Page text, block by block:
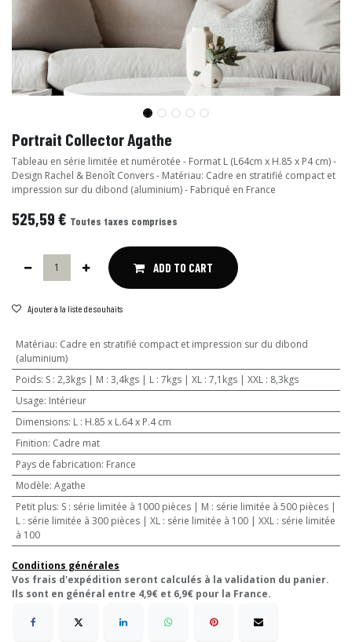
Portrait Collector Agathe
Tableau en série limitée et numérotée - Format L (L64cm x H.85 x P4 cm) -
Design Rachel & Benoît Convers - Matériau: Cadre en stratifié compact et
impression sur du dibond (aluminium) - Fabriqué en France
525,59€ Toutes taxes comprises
ADD TO CART
Ajouter à la liste de souhaits
Matériau: Cadre en stratifié compact et impression sur du dibond
(aluminium)
Poids: S : 2,3kgs | M : 3,4kgs | L : 7kgs | XL : 7,1kgs | XXL : 8,3kgs
Usage: Intérieur
Dimensions: L : H.85 x L.64 x P.4 cm
Finition: Cadre mat
Pays de fabrication: France
Modèle: Agathe
Petit plus: S : série limitée à 1000 pièces | M : série limitée à 500 pièces |
L : série limitée à 300 pièces | XL : série limitée à 100 | XXL : série limitée
à 100
Conditions générales
Vos frais d'expédition seront calculés à la validation du panier.
Ils sont en général entre 4,9€ et 6,9€ pour la France.